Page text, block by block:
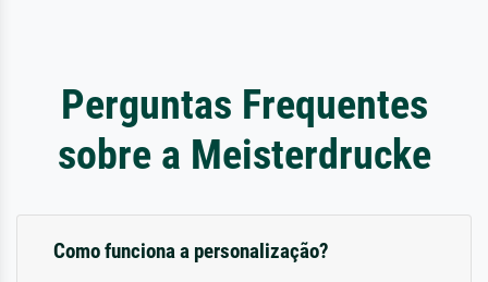
Perguntas Frequentes
sobre a Meisterdrucke
Como funciona a personalização?